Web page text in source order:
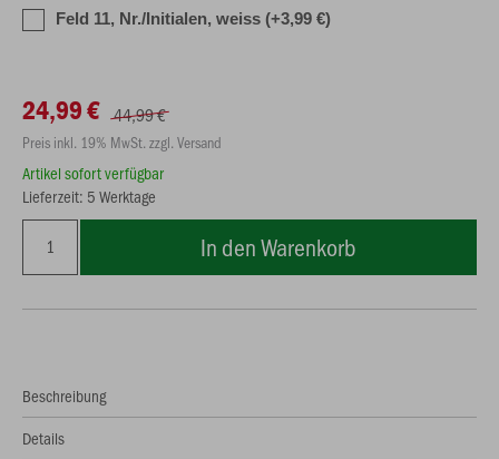
Feld 11, Nr./Initialen, weiss (+3,99 €)
24,99 € 44,99 €
Preis inkl. 19% MwSt. zzgl. Versand
Artikel sofort verfügbar
Lieferzeit: 5 Werktage
In den Warenkorb
Beschreibung
Details